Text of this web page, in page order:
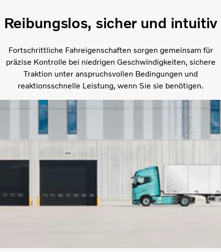
Reibungslos, sicher und intuitiv
Fortschrittliche Fahreigenschaften sorgen gemeinsam für
präzise Kontrolle bei niedrigen Geschwindigkeiten, sichere
Traktion unter anspruchsvollen Bedingungen und
reaktionsschnelle Leistung, wenn Sie sie benötigen.